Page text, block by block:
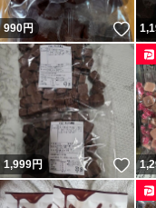
990円 い
1,999円 い